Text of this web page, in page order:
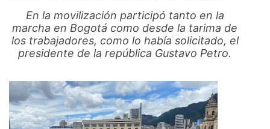
En la movilización participó tanto en la
marcha en Bogotá como desde la tarima de
los trabajadores, como lo había solicitado, el
presidente de la república Gustavo Petro.